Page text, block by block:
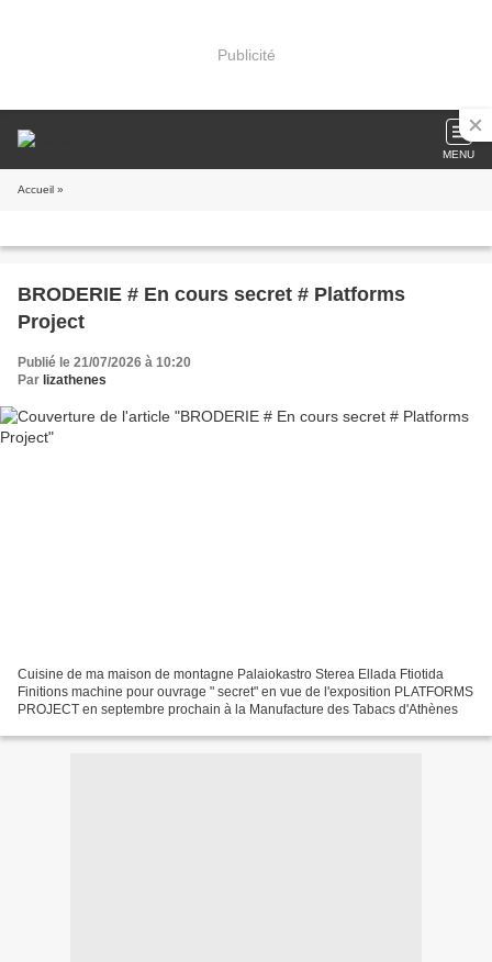
Publicité
MENU
Accueil »
BRODERIE # En cours secret # Platforms
Project
Publié le 21/07/2026 à 10:20
Par lizathenes
Cuisine de ma maison de montagne Palaiokastro Sterea Ellada Ftiotida
Finitions machine pour ouvrage " secret" en vue de l'exposition PLATFORMS
PROJECT en septembre prochain à la Manufacture des Tabacs d'Athènes